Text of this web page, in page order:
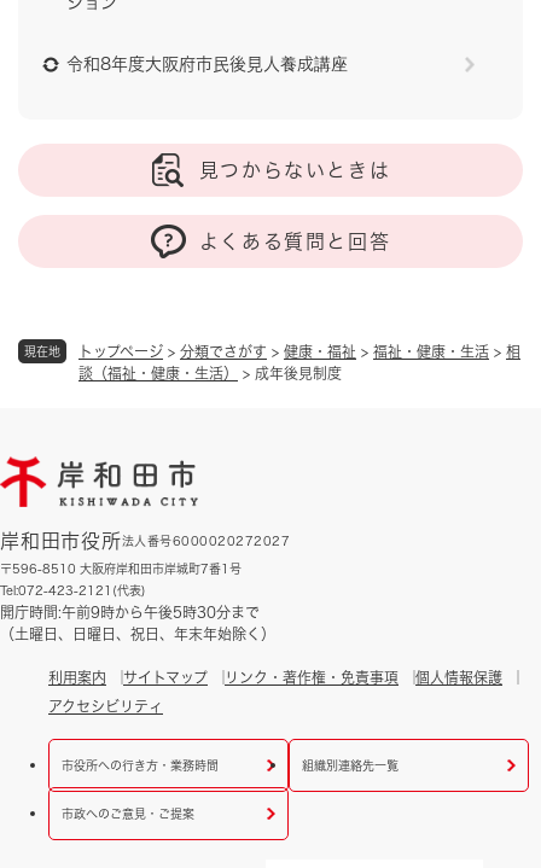
現在地 トップページ > 分類でさがす > 健康・福祉 > 福祉・健康・生活 > 相
談（福祉・健康・生活）
> 成年後見制度
令和8年度大阪府市民後見人養成講座
見つからないときは
よくある質問と回答
岸和田市役所法人番号6000020272027
〒596-8510 大阪府岸和田市岸城町7番1号
Tel:072-423-2121(代表)
開庁時間:午前9時から午後5時30分まで
（土曜日、日曜日、祝日、年末年始除く）
利用案内 サイトマップ リンク・著作権・免責事項
個人情報保護
アクセシビリティ
市役所への行き方・業務時間 組織別連絡先一覧
市政へのご意見・ご提案